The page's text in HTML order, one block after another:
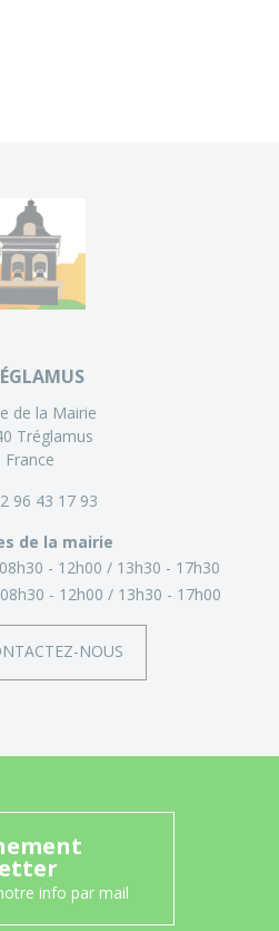
de la Mairie
Tréglamus
France
96 43 17 93
de la mairie
08h30 - 12h00
13h30 - 17h30
08h30 - 12h00 13h30 - 17h00
NOUS
info par mail